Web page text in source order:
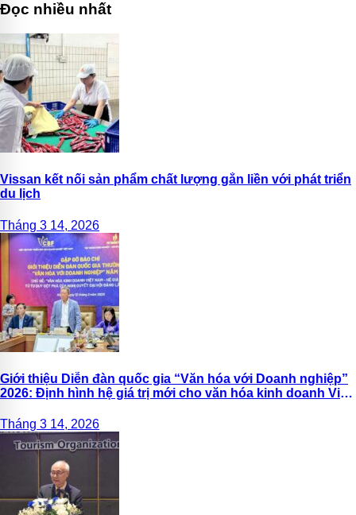
Đọc nhiều nhất
Vissan kết nối sản phẩm chất lượng gắn liền với phát triển
du lịch
Tháng 3 14, 2026
Giới thiệu Diễn đàn quốc gia “Văn hóa với Doanh nghiệp”
2026: Định hình hệ giá trị mới cho văn hóa kinh doanh Việt
Tháng 3 14, 2026